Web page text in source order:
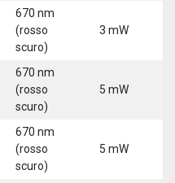
670 nm
(rosso
scuro)
3 mW
670 nm
(rosso
scuro)
5 mW
670 nm
(rosso
scuro)
5 mW